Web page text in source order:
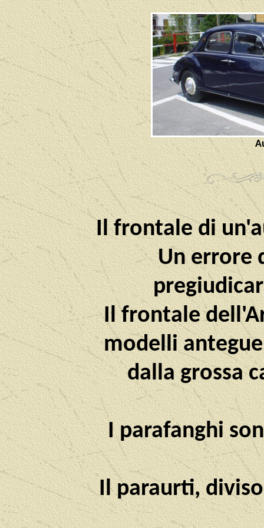
Il frontale di
Un errore
Il frontale
modelli
dalla grossa
I parafanghi
Il paraurti,